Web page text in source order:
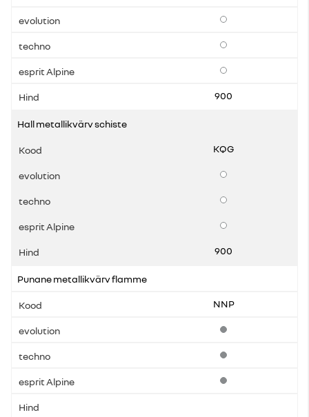
Lisavarustus
Lisavarustus
Lisavarustus
900
Hall metallikvärv schiste
KQG
Lisavarustus
Lisavarustus
Lisavarustus
900
Punane metallikvärv flamme
NNP
Standardvarustus
Standardvarustus
Standardvarustus